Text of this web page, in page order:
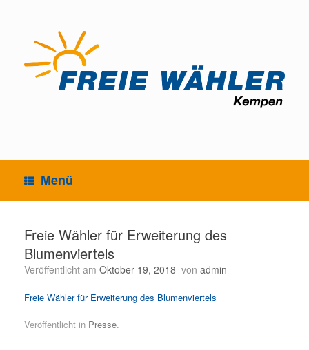
Menü
Freie Wähler für Erweiterung des
Blumenviertels
Veröffentlicht am Oktober 19, 2018 von admin
Freie Wähler für Erweiterung des Blumenviertels
Veröffentlicht in Presse.